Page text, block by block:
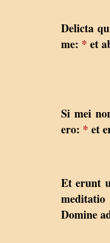
Delicta
me: * et
Si mei
ero: * et
Et erunt
meditatio
Domine